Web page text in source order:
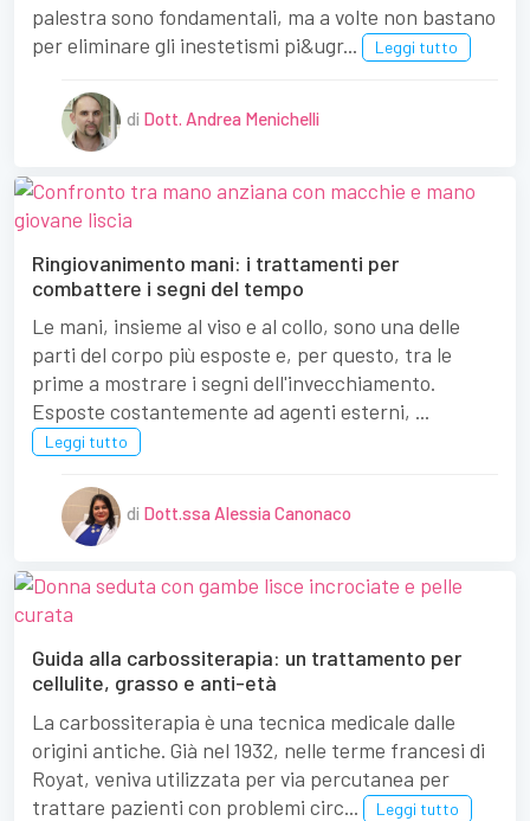
palestra sono fondamentali, ma a volte non bastano
per eliminare gli inestetismi pi&ugr...
Leggi tutto
di Dott. Andrea Menichelli
Ringiovanimento mani: i trattamenti per
combattere i segni del tempo
Le mani, insieme al viso e al collo, sono una delle
parti del corpo più esposte e, per questo, tra le
prime a mostrare i segni dell'invecchiamento.
Esposte costantemente ad agenti esterni, ...
Leggi tutto
di Dott.ssa Alessia Canonaco
Guida alla carbossiterapia: un trattamento per
cellulite, grasso e anti-età
La carbossiterapia è una tecnica medicale dalle
origini antiche. Già nel 1932, nelle terme francesi di
Royat, veniva utilizzata per via percutanea per
trattare pazienti con problemi circ...
Leggi tutto